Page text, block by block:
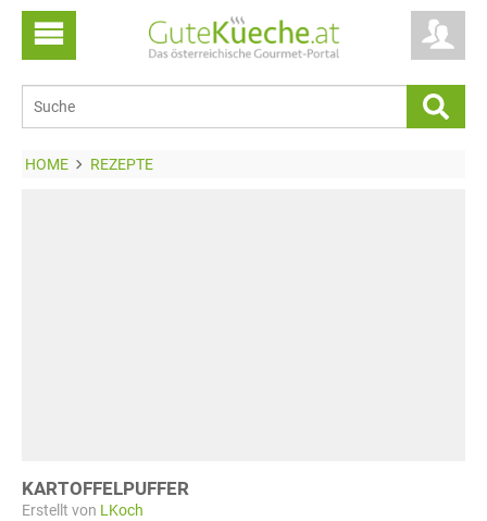
HOME REZEPTE
KARTOFFELPUFFER
Erstellt von LKoch